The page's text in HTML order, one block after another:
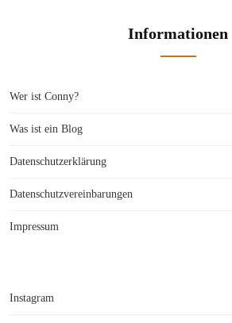
Informationen
Wer ist Conny?
Was ist ein Blog
Datenschutzerklärung
Datenschutzvereinbarungen
Impressum
Instagram